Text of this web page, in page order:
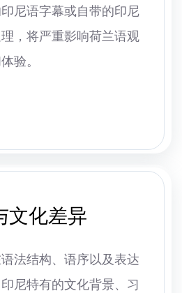
尼语字幕或自带的印尼
，将严重影响荷兰语观
验。
文化差异
法结构、语序以及表达
尼特有的文化背景、习